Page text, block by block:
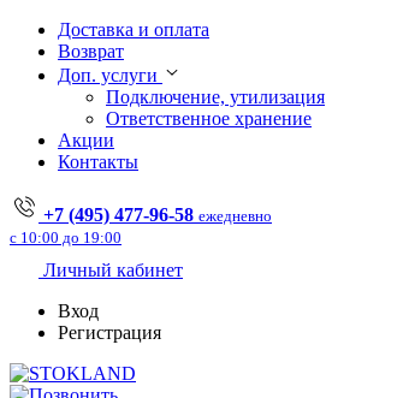
Доставка и оплата
Возврат
Доп. услуги
Подключение, утилизация
Ответственное хранение
Акции
Контакты
+7 (495) 477-96-58 ежедневно
с 10:00 до 19:00
Личный кабинет
Вход
Регистрация